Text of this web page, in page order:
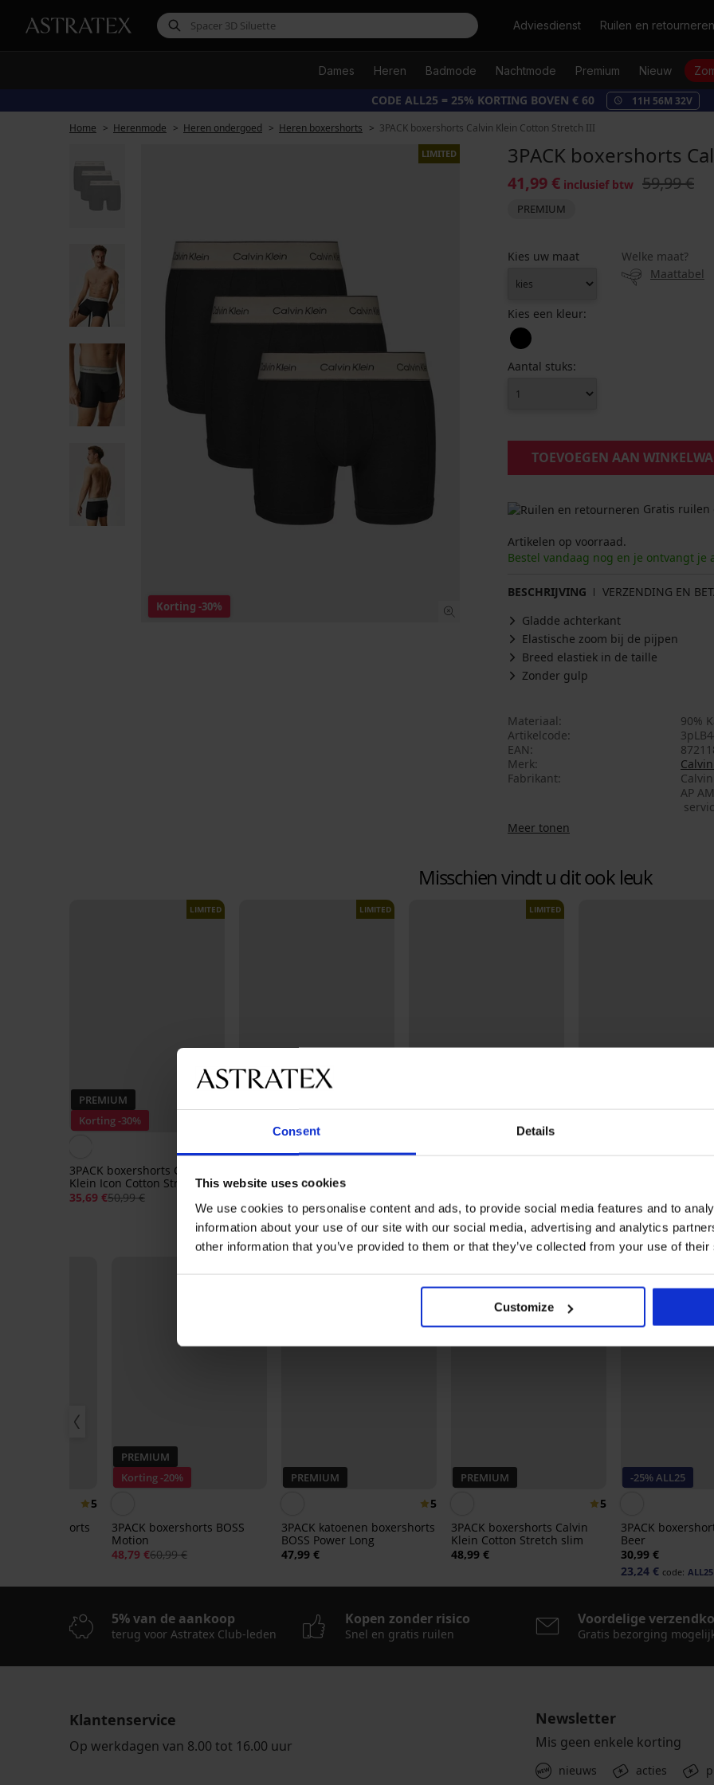
Consent Details
This website uses cookies
We use cookies to personalise content and ads, to provide social media features and to
information about your use of our site with our social media, advertising and analytics
other information that you’ve provided to them or that they’ve collected from your use of
Customize
ZoekenAdviesdienst Ruilen en retourneren
Dames Heren Badmode Nachtmode Premium Nieuw
CODE ALL25 = 25% KORTING BOVEN € 60 11H 56M 31V
Home
Herenmode Heren ondergoed Heren boxershorts 3PACK boxershorts Calvin Klein Cotton Stretch III
Korting -30%
LIMITED 3PACK boxershorts
41,99 € inclusief btw 59,99 €
PREMIUM
Kies uw maat
Welke maat?
Maattabel
Kies een kleur:
Aantal stuks:
TOEVOEGEN AAN
Gratis
Artikelen op voorraad.
Bestel vandaag nog en je ontvangt je
BESCHRIJVING VERZENDING EN
Gladde achterkant
Elastische zoom bij de pijpen
Breed elastiek in de taille
Zonder gulp
Materiaal
90%
Artikelcode
EAN
Merk
Fabrikant
AP
Meer tonen
Misschien vindt u dit ook leuk
PREMIUM
Korting -30%
LIMITED
3PACK boxershorts Calvin
Klein Icon Cotton Stretch
35,69 €50,99 €
LIMITED
Klein Relax
LIMITED
Ontdek vergelijkbare stukken
5
boxershorts
PREMIUM
Korting -20%
3PACK boxershorts BOSS
Motion
48,79 €60,99 €
PREMIUM
5
3PACK katoenen boxershorts
BOSS Power Long
47,99 €
PREMIUM
5
3PACK boxershorts Calvin
Klein Cotton Stretch slim
48,99 €
-25% ALL25
3PACK
Beer
30,99 €
23,24 € code: ALL25
LIMITED -25 % ALL25
Sale -50%
4,9
-25 % ALL25
4,9
-25 % ALL25
4,8
-25 % ALL25
4,9
5% van de aankoop
terug voor Astratex Club-leden
Kopen zonder risico
Snel en gratis ruilen
Voordelige
Gratis bezorging
Klantenservice
Op werkdagen van 8.00 tot 16.00 uur
Newsletter
Mis geen enkele korting
nieuws acties